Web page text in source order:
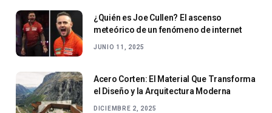
¿Quién es Joe Cullen? El ascenso
meteórico de un fenómeno de internet
JUNIO 11, 2025
Acero Corten: El Material Que Transforma
el Diseño y la Arquitectura Moderna
DICIEMBRE 2, 2025